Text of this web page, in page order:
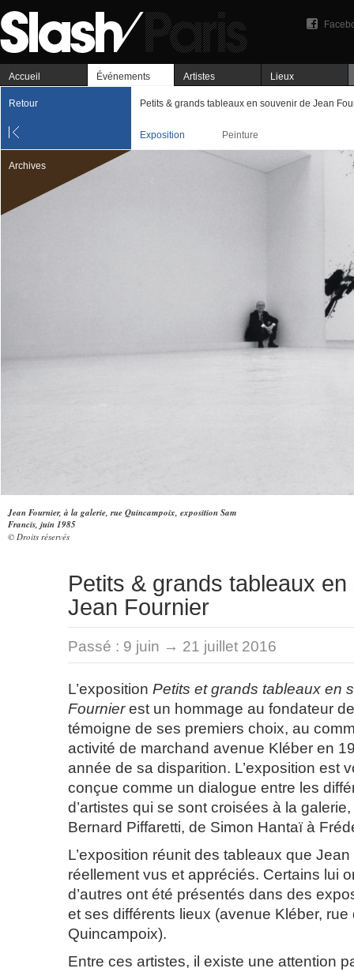
Accueil Événements Artistes Lieux
Retour Petits & grands tableaux en souvenir de Jean
Exposition Peinture
Archives
Jean Fournier, à la galerie, rue Quincampoix, exposition Sam
Francis, juin 1985
© Droits réservés
Petits & grands tableaux
Jean Fournier
Passé : 9 juin → 21 juillet 2016
L’exposition Petits et grands tableaux en
Fournierest un hommage au fondateur
témoigne de ses premiers choix, au
activité de marchand avenue Kléber en
année de sa disparition. L’exposition est
conçue comme un dialogue entre les
d’artistes qui se sont croisées à la
Bernard Piffaretti, de Simon Hantaï à
L’exposition réunit des tableaux que
réellement vus et appréciés. Certains lui
d’autres ont été présentés dans des
et ses différents lieux (avenue Kléber, rue
Quincampoix).
Entre ces artistes, il existe une attention